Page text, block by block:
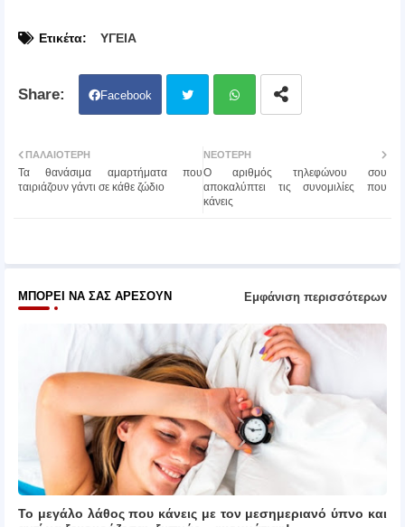
Ετικέτα: ΥΓΕΙΑ
Facebook
ter atsa
ΝΕΌΤΕΡΗ
Ο αριθμός τηλεφώνου σου
αποκαλύπτει τις συνομιλίες που
κάνεις
ΠΑΛΑΙΌΤΕΡΗ
Τα θανάσιμα αμαρτήματα που
ταιριάζουν γάντι σε κάθε ζώδιο
ΜΠΟΡΕΊ ΝΑ ΣΑΣ ΑΡΈΣΟΥΝ Εμφάνιση περισσότερων
Το μεγάλο λάθος που κάνεις με τον μεσημεριανό ύπνο και